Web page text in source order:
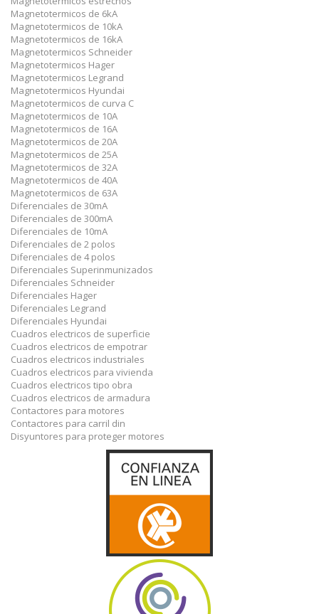
Magnetotermicos de 6kA
Magnetotermicos de 10kA
Magnetotermicos de 16kA
Magnetotermicos Schneider
Magnetotermicos Hager
Magnetotermicos Legrand
Magnetotermicos Hyundai
Magnetotermicos de curva C
Magnetotermicos de 10A
Magnetotermicos de 16A
Magnetotermicos de 20A
Magnetotermicos de 25A
Magnetotermicos de 32A
Magnetotermicos de 40A
Magnetotermicos de 63A
Diferenciales de 30mA
Diferenciales de 300mA
Diferenciales de 10mA
Diferenciales de 2 polos
Diferenciales de 4 polos
Diferenciales Superinmunizados
Diferenciales Schneider
Diferenciales Hager
Diferenciales Legrand
Diferenciales Hyundai
Cuadros electricos de superficie
Cuadros electricos de empotrar
Cuadros electricos industriales
Cuadros electricos para vivienda
Cuadros electricos tipo obra
Cuadros electricos de armadura
Contactores para motores
Contactores para carril din
Disyuntores para proteger motores